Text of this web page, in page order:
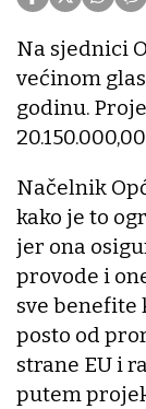
Na sjednici
većinom
godinu.
Načelnik
kako je to
jer ona
provode i
sve benefite
posto od
strane EU i
putem